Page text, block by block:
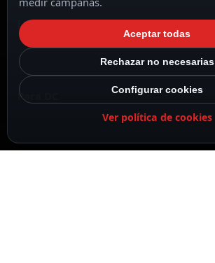
Longitud de pelado 5~6 mm
Para DC
Aceptar todas
Rechazar no necesarias
Configurar cookies
Ver política de cookies